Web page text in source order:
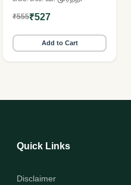
உள்ளங்கையில்!
₹555₹527
Add to Cart
Quick Links
Disclaimer